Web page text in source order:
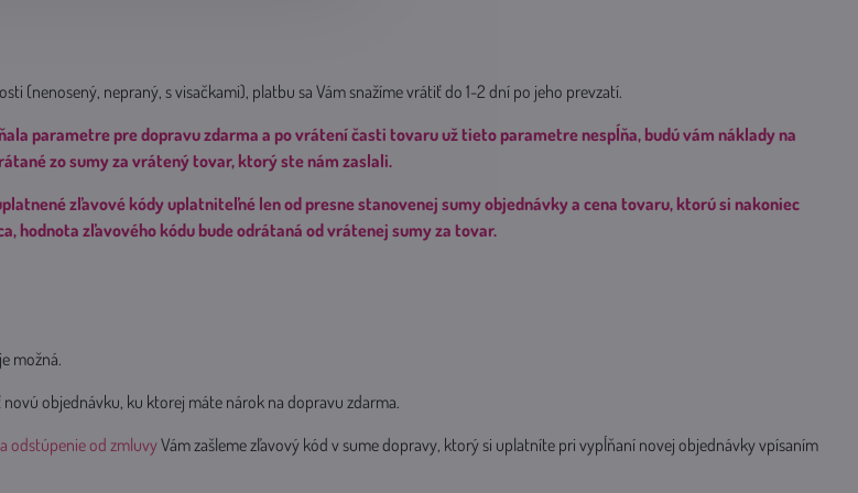
(nenosený, nepraný, s visačkami), platbu sa Vám snažíme vrátiť do 1-2 dní po jeho prevzatí.
parametre pre dopravu zdarma a po vrátení časti tovaru už tieto parametre nespĺňa, budú vám náklady na
zo sumy za vrátený tovar, ktorý ste nám zaslali.
zľavové kódy uplatniteľné len od presne stanovenej sumy objednávky a cena tovaru, ktorú si nakoniec
hodnota zľavového kódu bude odrátaná od vrátenej sumy za tovar.
možná.
objednávku, ku ktorej máte nárok na dopravu zdarma.
odstúpenie od zmluvyVám zašleme zľavový kód v sume dopravy, ktorý si uplatníte pri vypĺňaní novej objednávky vpísaním